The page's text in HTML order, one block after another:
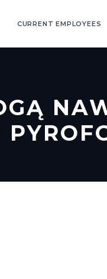
CURRENT EMPLOYEES